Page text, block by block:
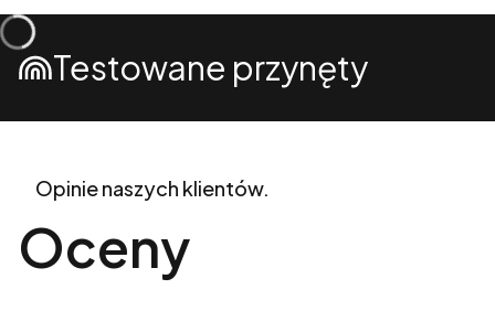
Testowane przynęty
Opinie naszych klientów.
Oceny